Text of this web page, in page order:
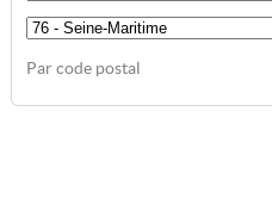
Par code postal